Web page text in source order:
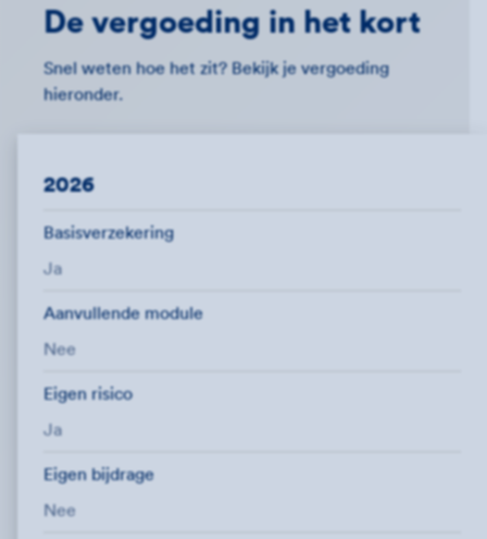
De vergoeding in het kort
Snel weten hoe het zit? Bekijk je vergoeding
hieronder.
2026
Basisverzekering
Ja
Aanvullende module
Nee
Eigen risico
Ja
Eigen bijdrage
Nee